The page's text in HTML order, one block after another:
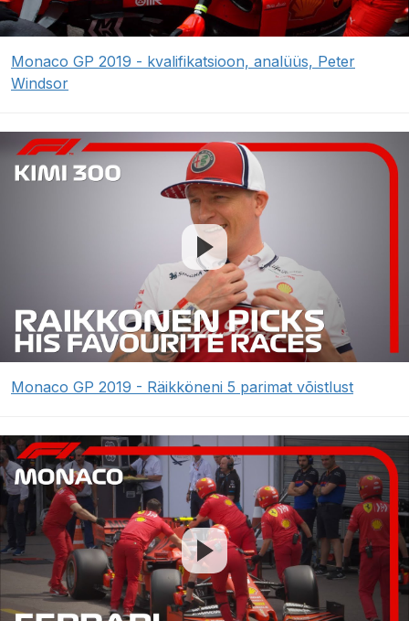
Monaco GP 2019 - kvalifikatsioon, analüüs, Peter
Windsor
Monaco GP 2019 - Räikköneni 5 parimat võistlust